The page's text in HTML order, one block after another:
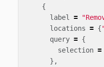
{
label
=
locations = {
query = {
selection =
},